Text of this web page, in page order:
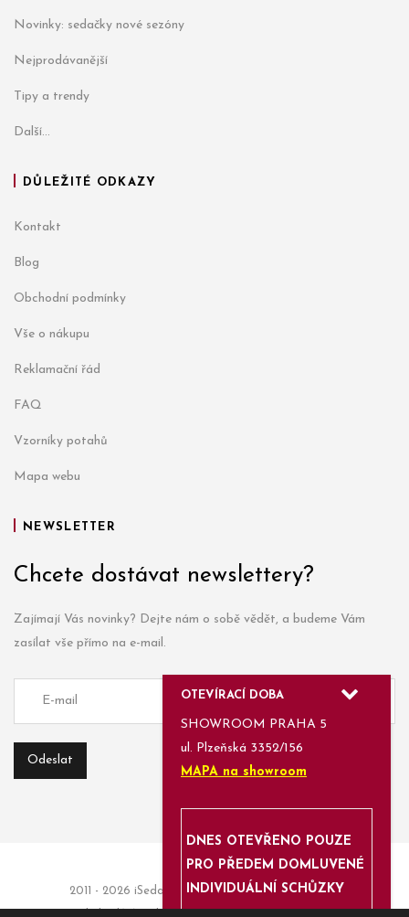
Novinky: sedačky nové sezóny
Nejprodávanější
Tipy a trendy
Další...
DŮLEŽITÉ ODKAZY
Kontakt
Blog
Obchodní podmínky
Vše o nákupu
Reklamační řád
FAQ
Vzorníky potahů
Mapa webu
NEWSLETTER
Chcete dostávat newslettery?
Zajímají Vás novinky? Dejte nám o sobě vědět, a budeme Vám
zasílat vše přímo na e-mail.
2011 - 2026 iSedačky.cz | Informace a objednávky:
OTEVÍRACÍ DOBA
SHOWROOM PRAHA 5
ul. Plzeňská 3352/156
MAPA na showroom
DNES OTEVŘENO POUZE
PRO PŘEDEM DOMLUVENÉ
INDIVIDUÁLNÍ SCHŮZKY